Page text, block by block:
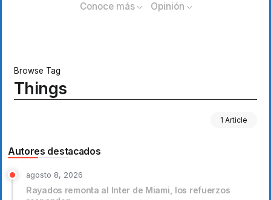
Conoce más
Opinión
Browse Tag
Things
1 Article
Autores destacados
agosto 8, 2026
Rayados remonta al Inter de Miami, los refuerzos